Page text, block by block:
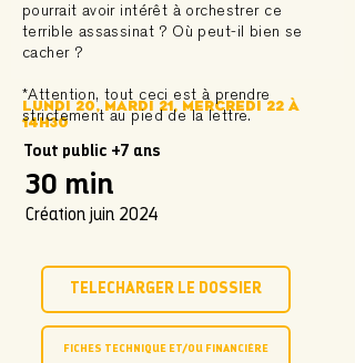
Lundi 20, mardi 21, mercredi 22 à
14h30
Tout public +7 ans
30 min
Création juin 2024
TÉLÉCHARGER LE DOSSIER
FICHES TECHNIQUE ET/OU FINANCIÈRE
pourrait avoir intérêt à orchestrer ce
terrible assassinat ? Où peut-il bien se
cacher ?
*Attention, tout ceci est à prendre
strictement au pied de la lettre.